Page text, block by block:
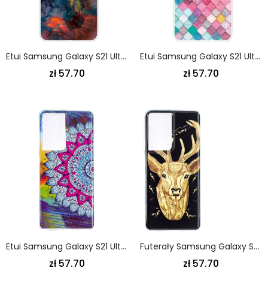
Etui Samsung Galaxy S21 Ultra 5G Kolorowe Chmury Etui Ochronne
zł 57.70
Etui Samsung Galaxy S21 Ultra 5G Ciemnoczerwony Różowy Malowanie
zł 57.70
Etui Samsung Galaxy S21 Ultra 5G Mandala W Kolorze Fluorescencyjnym
zł 57.70
Futerały Samsung Galaxy S21 Ultra 5G Etui Na Telefon Fluorescencyjny Majestatyczny Jeleń
zł 57.70